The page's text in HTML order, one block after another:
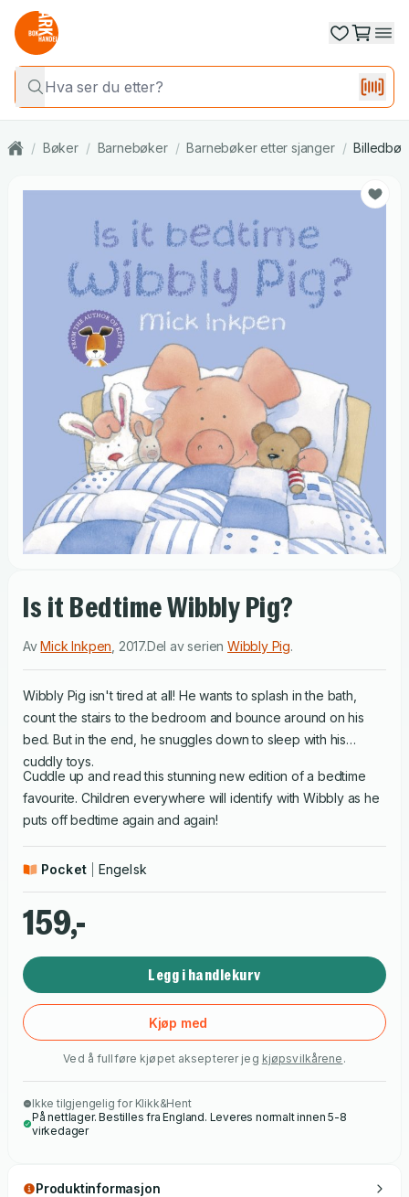
/ Bøker / Barnebøker / Barnebøker etter sjanger /
Is it Bedtime Wibbly Pig?
AvMick Inkpen 2017.Del av serienWibbly Pig.
Wibbly Pig isn't tired at all! He wants to splash in the bath,
count the stairs to the bedroom and bounce around on his
bed. But in the end, he snuggles down to sleep with his
cuddly toys.
Cuddle up and read this stunning new edition of a bedtime
favourite. Children everywhere will identify with Wibbly as he
puts off bedtime again and again!
Pocket Engelsk
159,-
Legg i handlekurv
Kjøp med
Ved å fullføre kjøpet aksepterer jeg kjøpsvilkårene .
Ikke tilgjengelig for Klikk&Hent
På nettlager. Bestilles fra England. Leveres normalt innen 5-8
virkedager
Produktinformasjon